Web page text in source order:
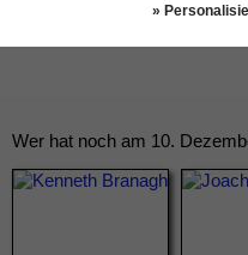
Wer hat noch am 10.
»